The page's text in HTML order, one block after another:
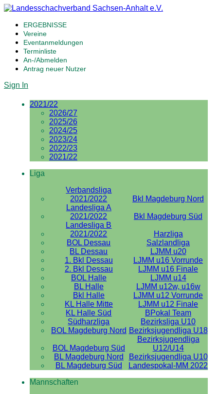
ERGEBNISSE
Vereine
Eventanmeldungen
Terminliste
An-/Abmelden
Antrag neuer Nutzer
Sign In
2021/22
2026/27
2025/26
2024/25
2023/24
2022/23
2021/22
Liga
Verbandsliga
2021/2022
Bkl Magdeburg Nord
Landesliga A
2021/2022
Bkl Magdeburg Süd
Landesliga B
2021/2022
Harzliga
BOL Dessau
Salzlandliga
BL Dessau
LJMM u20
1. Bkl Dessau
LJMM u16 Vorrunde
2. Bkl Dessau
LJMM u16 Finale
BOL Halle
LJMM u14
BL Halle
LJMM u12w, u16w
Bkl Halle
LJMM u12 Vorrunde
KL Halle Mitte
LJMM u12 Finale
KL Halle Süd
BPokal Team
Südharzliga
Bezirksliga U10
BOL Magdeburg Nord Bezirksjugendliga U18
BOL Magdeburg Süd
Bezirksjugendliga
U12/U14
BL Magdeburg Nord
Bezirksjugendliga U10
BL Magdeburg Süd
Landespokal-MM 2022
Mannschaften